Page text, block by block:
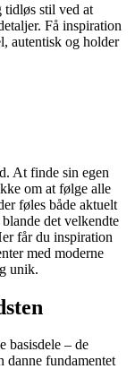
tidløs stil ved at
Få inspiration
autentisk og holder
At finde sin egen
om at følge alle
føles både aktuelt
det velkendte
får du inspiration
med moderne
unik.
basisdele – de
danne fundamentet